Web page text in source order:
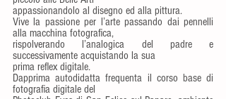
appassionandolo al disegno ed alla pittura.
Vive la passione per l’arte passando dai pennelli
alla macchina fotografica,
rispolverando l’analogica del padre e
successivamente acquistando la sua
prima reflex digitale.
Dapprima autodidatta frequenta il corso base di
fotografia digitale del